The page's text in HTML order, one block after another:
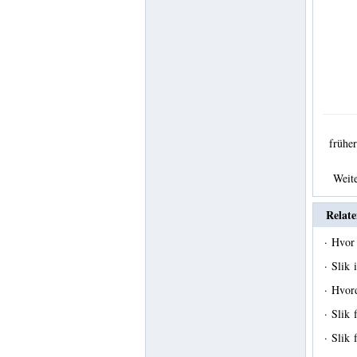
·
· Slik
·
· Slik
· Slik